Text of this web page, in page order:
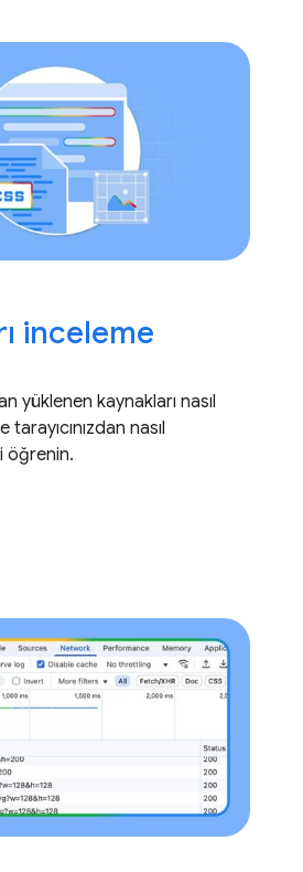
inceleme
yüklenen kaynakları nasıl
nasıl
öğrenin.